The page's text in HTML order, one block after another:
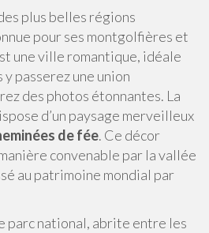
plus belles régions
pour ses montgolfières et
une ville romantique, idéale
passerez une union
des photos étonnantes. La
d’un paysage merveilleux
de fée. Ce décor
convenable par la vallée
au patrimoine mondial par
parc national, abrite entre les